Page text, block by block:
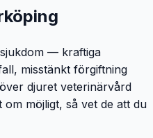
— kraftiga
misstänkt förgiftning
djuret veterinärvård
möjligt, så vet de att du